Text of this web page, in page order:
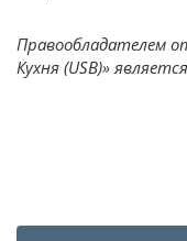
Правообладателем
Кухня (USB)»